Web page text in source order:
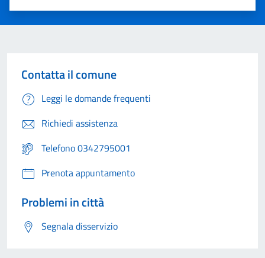
Valuta 5 stelle su 5
Valuta 4 stelle su 5
Valuta 3 stelle su 5
Valuta 2 stelle su 5
Valuta 1 stelle su 5
Contatta il comune
Leggi le domande frequenti
Richiedi assistenza
Telefono 0342795001
Prenota appuntamento
Problemi in città
Segnala disservizio